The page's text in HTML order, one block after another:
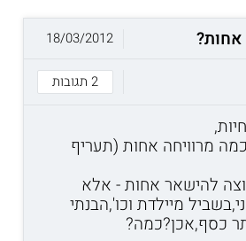
2 תגובות
18/03/2012
מרוויחה אחות (תעריף
להישאר אחות - אלא
מיילדת וכו',הבנתי
כסף,אכן?כמה?